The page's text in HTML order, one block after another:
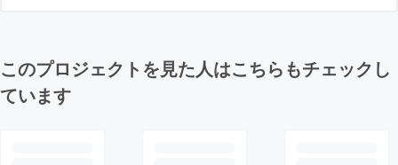
このプロジェクトを見た人はこちらもチェックし
ています